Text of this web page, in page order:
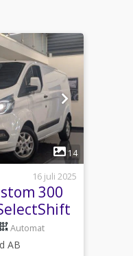
14
16 juli 2025
300
Automat
AB